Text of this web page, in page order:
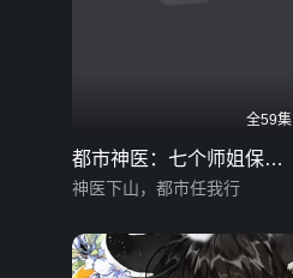
全59集
都市神医：七个师姐保我
无敌（大结局前篇）
神医下山，都市任我行